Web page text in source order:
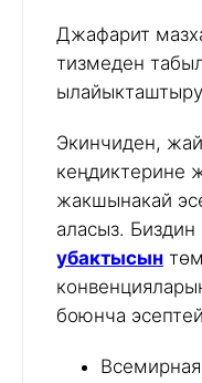
Джафарит
тизмеден
Экинчиден,
кеңдиктерине
жакшынакай
аласыз. Биздин
убактысын
боюнча